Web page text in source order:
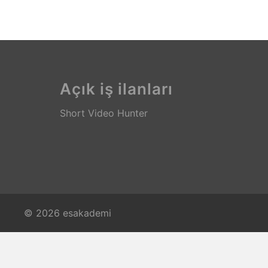
Açık iş ilanları
Short Video Hunter
© 2026 esakademi